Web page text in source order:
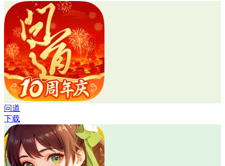
问道
下载